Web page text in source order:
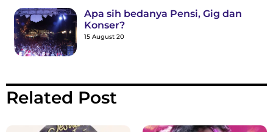
Apa sih bedanya Pensi, Gig dan
Konser?
15 August 20
Related Post